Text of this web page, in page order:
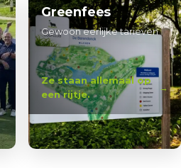
Greenfees
Gewoon eerlijke tarieven
Ze staan allemaal op
een rijtje.